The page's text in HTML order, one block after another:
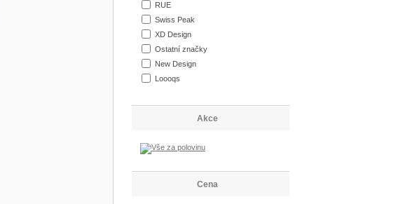
RUE
Swiss Peak
XD Design
Ostatní značky
New Design
Loooqs
Akce
Cena